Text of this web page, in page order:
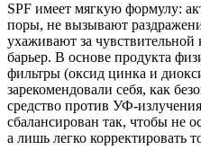
SPF имеет мягкую формулу:
поры, не вызывают
ухаживают за
барьер. В основе продукта
фильтры (оксид цинка и
зарекомендовали себя, как
средство против УФ-
сбалансирован так, чтобы не
а лишь легко корректировать